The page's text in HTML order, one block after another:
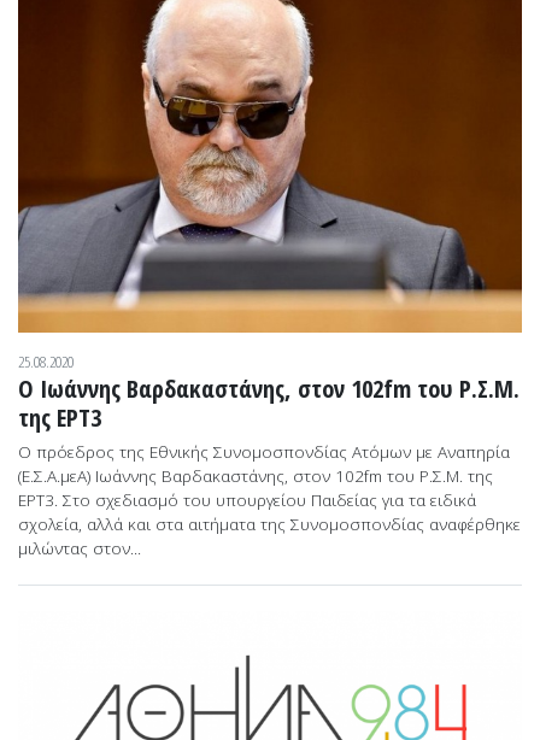
25.08.2020
Ο Ιωάννης Βαρδακαστάνης, στον 102fm του Ρ.Σ.Μ.
της ΕΡΤ3
Ο πρόεδρος της Εθνικής Συνομοσπονδίας Ατόμων με Αναπηρία
(Ε.Σ.Α.μεΑ) Ιωάννης Βαρδακαστάνης, στον 102fm του Ρ.Σ.Μ. της
ΕΡΤ3. Στο σχεδιασμό του υπουργείου Παιδείας για τα ειδικά
σχολεία, αλλά και στα αιτήματα της Συνομοσπονδίας αναφέρθηκε
μιλώντας στον...